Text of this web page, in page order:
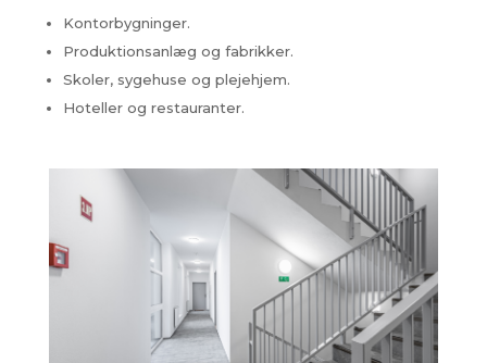
Kontorbygninger.
Produktionsanlæg og fabrikker.
Skoler, sygehuse og plejehjem.
Hoteller og restauranter.